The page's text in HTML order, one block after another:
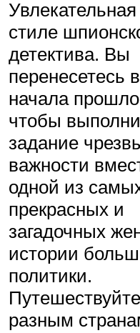
стиле
детектива. Вы
перенесетесь
начала
чтобы
задание
важности
одной из
прекрасных и
загадочных
истории
политики.
разным